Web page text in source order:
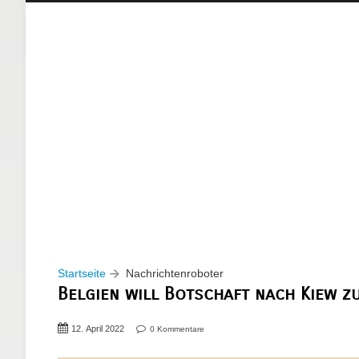
Startseite Nachrichtenroboter
Belgien will Botschaft nach Kiew
12. April 2022 0 Kommentare